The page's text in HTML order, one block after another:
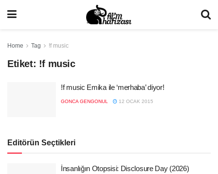
Home Tag !f music
Etiket: !f music
!f music Emika ile ‘merhaba’ diyor!
GONCA GENGONUL 12 OCAK 2015
Editörün Seçtikleri
İnsanlığın Otopsisi: Disclosure Day (2026)